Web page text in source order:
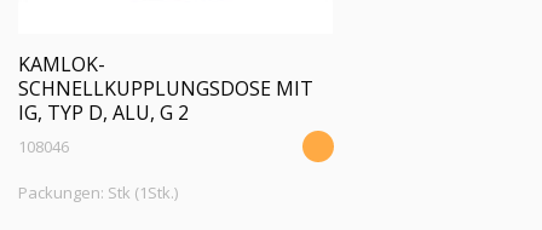
KAMLOK-
SCHNELLKUPPLUNGSDOSE MIT
IG, TYP D, ALU, G 2
108046
Packungen: Stk (1Stk.)